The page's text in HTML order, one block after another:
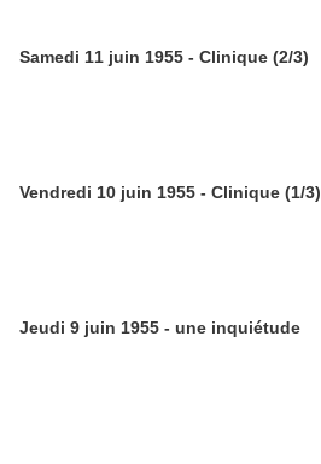
Samedi 11 juin 1955 - Clinique (2/3)
Vendredi 10 juin 1955 - Clinique (1/3)
Jeudi 9 juin 1955 - une inquiétude